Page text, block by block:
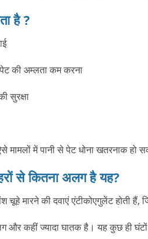
है ?
पेट की अम्लता कम करना
सुरक्षा
मामलों में पानी से पेट धोना खतरनाक
से कितना अलग है यह?
चूहे मारने की दवाएं एंटीकोएगुलेंट होती
कहीं ज्यादा घातक है। यह कुछ ही